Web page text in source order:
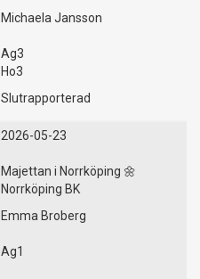
Michaela Jansson
Ag3
Ho3
Slutrapporterad
2026-05-23
Majettan i Norrköping 🌼
Norrköping BK
Emma Broberg
Ag1